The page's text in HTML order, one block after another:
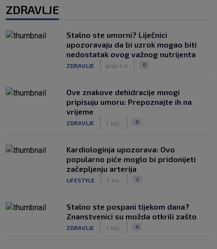
ZDRAVLJE
Stalno ste umorni? Liječnici
upozoravaju da bi uzrok mogao biti
nedostatak ovog važnog nutrijenta
ZDRAVLJE prije 4 h 0
Ove znakove dehidracije mnogi
pripisuju umoru: Prepoznajte ih na
vrijeme
ZDRAVLJE 7. kol. 0
Kardiologinja upozorava: Ovo
popularno piće moglo bi pridonijeti
začepljenju arterija
LIFESTYLE 7. kol. 2
Stalno ste pospani tijekom dana?
Znanstvenici su možda otkrili zašto
ZDRAVLJE 7. kol. 0